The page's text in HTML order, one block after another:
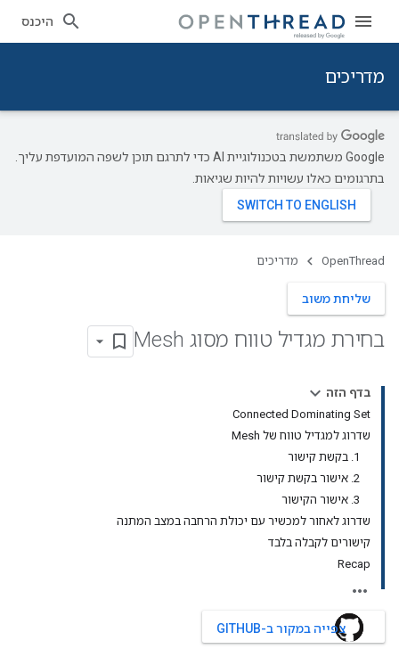
היכנס
מדריכים
‫Google משתמשת בטכנולוגיית AI כדי לתרגם תוכן לשפה המועדפת עליך.
בתרגומים כאלו עשויות להיות שגיאות.
OpenThread מדריכים
שליחת משוב
בחירת מגדיל טווח מסוג Mesh
בדף הזה
Connected Dominating Set
שדרוג למגדיל טווח של Mesh
1. בקשת קישור
2. אישור בקשת קישור
3. אישור הקישור
שדרוג לאחור למכשיר עם יכולת הרחבה במצב המתנה
קישורים לקבלה בלבד
Recap
צפייה במקור ב-GITHUB